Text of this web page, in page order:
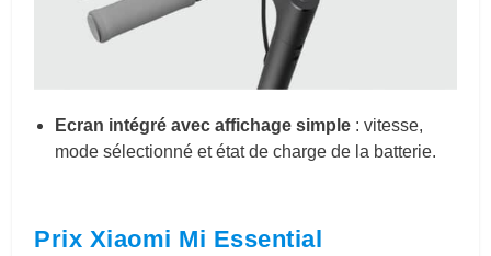
Ecran intégré avec affichage simple : vitesse,
mode sélectionné et état de charge de la batterie.
Prix Xiaomi Mi Essential